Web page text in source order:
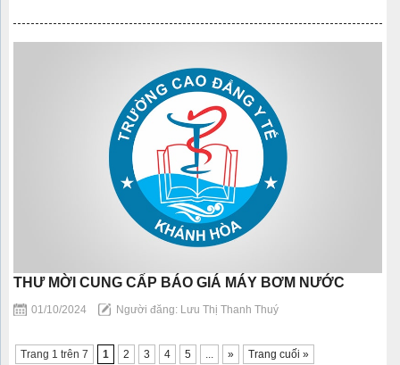
THƯ MỜI CUNG CẤP BÁO GIÁ MÁY BƠM NƯỚC
01/10/2024 Người đăng: Lưu Thị Thanh Thuý
Trang 1 trên 7 1 2 3 4 5 » Trang cuối »